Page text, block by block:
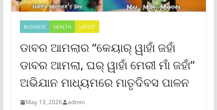
BUSINESS HEALTH LATEST
ଡାବର ଆମଲାର “କେୟାର୍ ୱାହାଁ ଜହାଁ
ଡାବର ଆମଲା, ଘର୍ ୱାହାଁ ମେରୀ ମାଁ ଜହାଁ”
ଅଭିଯାନ ମାଧ୍ୟମରେ ମାତୃଦିବସ ପାଳନ
May 13, 2026 admin